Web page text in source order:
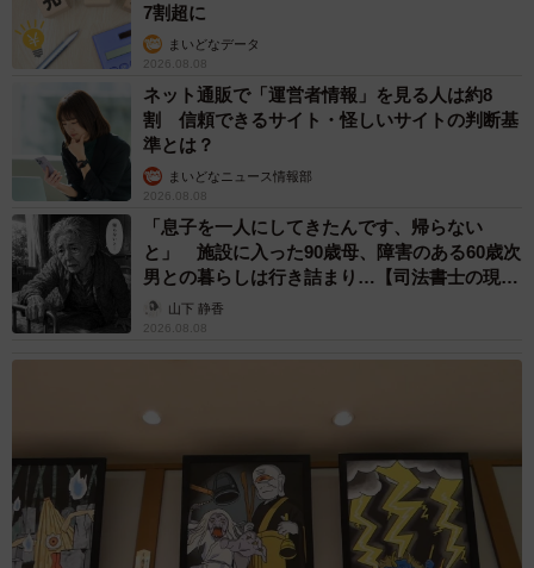
7割超に
まいどなデータ
2026.08.08
ネット通販で「運営者情報」を見る人は約8
割 信頼できるサイト・怪しいサイトの判断基
準とは？
まいどなニュース情報部
2026.08.08
「息子を一人にしてきたんです、帰らない
と」 施設に入った90歳母、障害のある60歳次
男との暮らしは行き詰まり…【司法書士の現場
から】山下 静香
2026.08.08